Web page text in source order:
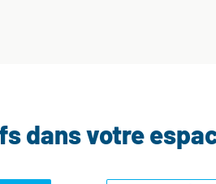
dans votre